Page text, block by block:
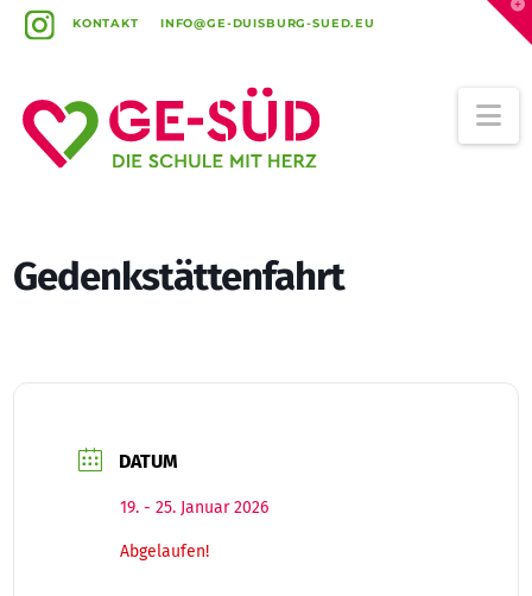
KONTAKT INFO@GE-DUISBURG-SUED.EU
Gedenkstättenfahrt
DATUM
19. - 25. Januar 2026
Abgelaufen!